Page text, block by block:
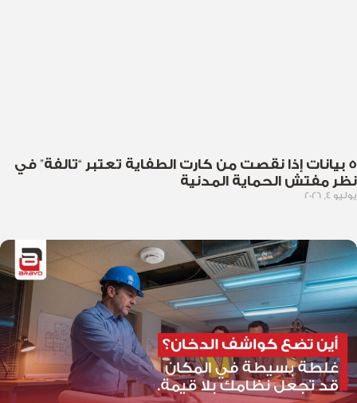
5 بيانات إذا نقصت من كارت الطفاية تعتبر “تالفة” في
نظر مفتش الحماية المدنية
يوليو 4, 2026